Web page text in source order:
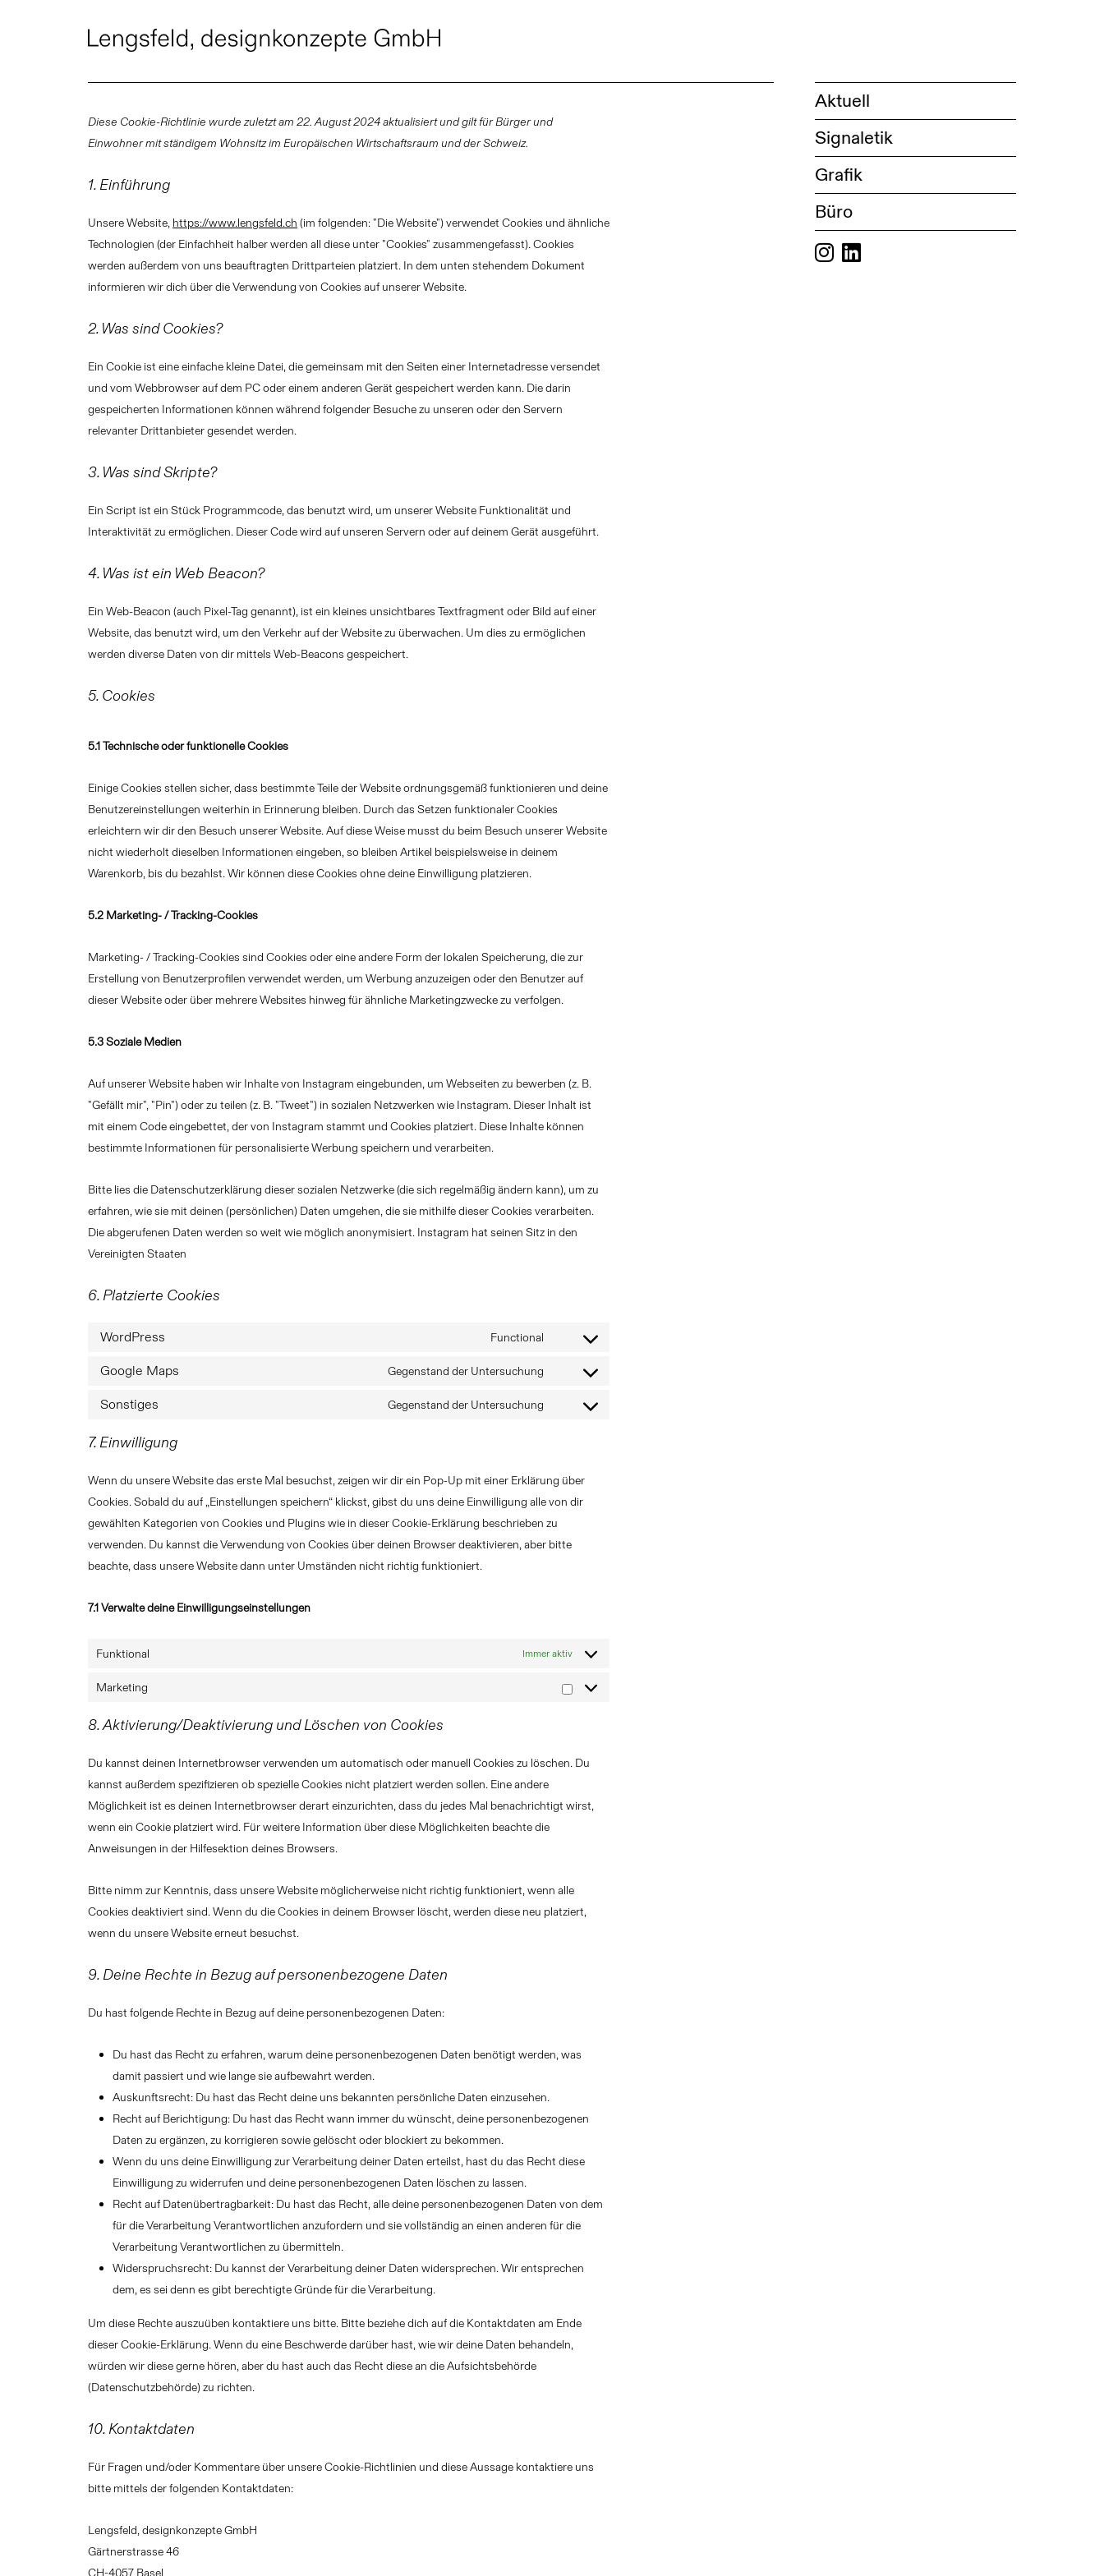
Aktuell
Signaletik
Grafik
Büro
Diese Cookie-Richtlinie wurde zuletzt am 22. August 2024 aktualisiert und gilt für Bürger und
Einwohner mit ständigem Wohnsitz im Europäischen Wirtschaftsraum und der Schweiz.
1. Einführung
Unsere Website, https://www.lengsfeld.ch (im folgenden: "Die Website") verwendet Cookies und ähnliche
Technologien (der Einfachheit halber werden all diese unter "Cookies" zusammengefasst). Cookies
werden außerdem von uns beauftragten Drittparteien platziert. In dem unten stehendem Dokument
informieren wir dich über die Verwendung von Cookies auf unserer Website.
2. Was sind Cookies?
Ein Cookie ist eine einfache kleine Datei, die gemeinsam mit den Seiten einer Internetadresse versendet
und vom Webbrowser auf dem PC oder einem anderen Gerät gespeichert werden kann. Die darin
gespeicherten Informationen können während folgender Besuche zu unseren oder den Servern
relevanter Drittanbieter gesendet werden.
3. Was sind Skripte?
Ein Script ist ein Stück Programmcode, das benutzt wird, um unserer Website Funktionalität und
Interaktivität zu ermöglichen. Dieser Code wird auf unseren Servern oder auf deinem Gerät ausgeführt.
4. Was ist ein Web Beacon?
Ein Web-Beacon (auch Pixel-Tag genannt), ist ein kleines unsichtbares Textfragment oder Bild auf einer
Website, das benutzt wird, um den Verkehr auf der Website zu überwachen. Um dies zu ermöglichen
werden diverse Daten von dir mittels Web-Beacons gespeichert.
5. Cookies
5.1 Technische oder funktionelle Cookies
Einige Cookies stellen sicher, dass bestimmte Teile der Website ordnungsgemäß funktionieren und deine
Benutzereinstellungen weiterhin in Erinnerung bleiben. Durch das Setzen funktionaler Cookies
erleichtern wir dir den Besuch unserer Website. Auf diese Weise musst du beim Besuch unserer Website
nicht wiederholt dieselben Informationen eingeben, so bleiben Artikel beispielsweise in deinem
Warenkorb, bis du bezahlst. Wir können diese Cookies ohne deine Einwilligung platzieren.
5.2 Marketing- / Tracking-Cookies
Marketing- / Tracking-Cookies sind Cookies oder eine andere Form der lokalen Speicherung, die zur
Erstellung von Benutzerprofilen verwendet werden, um Werbung anzuzeigen oder den Benutzer auf
dieser Website oder über mehrere Websites hinweg für ähnliche Marketingzwecke zu verfolgen.
5.3 Soziale Medien
Auf unserer Website haben wir Inhalte von Instagram eingebunden, um Webseiten zu bewerben (z. B.
"Gefällt mir", "Pin") oder zu teilen (z. B. "Tweet") in sozialen Netzwerken wie Instagram. Dieser Inhalt ist
mit einem Code eingebettet, der von Instagram stammt und Cookies platziert. Diese Inhalte können
bestimmte Informationen für personalisierte Werbung speichern und verarbeiten.
Bitte lies die Datenschutzerklärung dieser sozialen Netzwerke (die sich regelmäßig ändern kann), um zu
erfahren, wie sie mit deinen (persönlichen) Daten umgehen, die sie mithilfe dieser Cookies verarbeiten.
Die abgerufenen Daten werden so weit wie möglich anonymisiert. Instagram hat seinen Sitz in den
Vereinigten Staaten
6. Platzierte Cookies
WordPress Functional
Consent
wordpress
Google Maps Gegenstand der Untersuchung
Consent
Sonstiges Gegenstand der Untersuchung
Consent
sonstiges
7. Einwilligung
Wenn du unsere Website das erste Mal besuchst, zeigen wir dir ein Pop-Up mit einer Erklärung über
Cookies. Sobald du auf „Einstellungen speichern“ klickst, gibst du uns deine Einwilligung alle von dir
gewählten Kategorien von Cookies und Plugins wie in dieser Cookie-Erklärung beschrieben zu
verwenden. Du kannst die Verwendung von Cookies über deinen Browser deaktivieren, aber bitte
beachte, dass unsere Website dann unter Umständen nicht richtig funktioniert.
7.1 Verwalte deine Einwilligungseinstellungen
Funktional Immer aktiv
Marketing
Marketing
8. Aktivierung/Deaktivierung und Löschen von Cookies
Du kannst deinen Internetbrowser verwenden um automatisch oder manuell Cookies zu löschen. Du
kannst außerdem spezifizieren ob spezielle Cookies nicht platziert werden sollen. Eine andere
Möglichkeit ist es deinen Internetbrowser derart einzurichten, dass du jedes Mal benachrichtigt wirst,
wenn ein Cookie platziert wird. Für weitere Information über diese Möglichkeiten beachte die
Anweisungen in der Hilfesektion deines Browsers.
Bitte nimm zur Kenntnis, dass unsere Website möglicherweise nicht richtig funktioniert, wenn alle
Cookies deaktiviert sind. Wenn du die Cookies in deinem Browser löscht, werden diese neu platziert,
wenn du unsere Website erneut besuchst.
9. Deine Rechte in Bezug auf personenbezogene Daten
Du hast folgende Rechte in Bezug auf deine personenbezogenen Daten:
Du hast das Recht zu erfahren, warum deine personenbezogenen Daten benötigt werden, was
damit passiert und wie lange sie aufbewahrt werden.
Auskunftsrecht: Du hast das Recht deine uns bekannten persönliche Daten einzusehen.
Recht auf Berichtigung: Du hast das Recht wann immer du wünscht, deine personenbezogenen
Daten zu ergänzen, zu korrigieren sowie gelöscht oder blockiert zu bekommen.
Wenn du uns deine Einwilligung zur Verarbeitung deiner Daten erteilst, hast du das Recht diese
Einwilligung zu widerrufen und deine personenbezogenen Daten löschen zu lassen.
Recht auf Datenübertragbarkeit: Du hast das Recht, alle deine personenbezogenen Daten von dem
für die Verarbeitung Verantwortlichen anzufordern und sie vollständig an einen anderen für die
Verarbeitung Verantwortlichen zu übermitteln.
Widerspruchsrecht: Du kannst der Verarbeitung deiner Daten widersprechen. Wir entsprechen
dem, es sei denn es gibt berechtigte Gründe für die Verarbeitung.
Um diese Rechte auszuüben kontaktiere uns bitte. Bitte beziehe dich auf die Kontaktdaten am Ende
dieser Cookie-Erklärung. Wenn du eine Beschwerde darüber hast, wie wir deine Daten behandeln,
würden wir diese gerne hören, aber du hast auch das Recht diese an die Aufsichtsbehörde
(Datenschutzbehörde) zu richten.
10. Kontaktdaten
Für Fragen und/oder Kommentare über unsere Cookie-Richtlinien und diese Aussage kontaktiere uns
bitte mittels der folgenden Kontaktdaten:
Lengsfeld, designkonzepte GmbH
Gärtnerstrasse 46
CH-4057 Basel